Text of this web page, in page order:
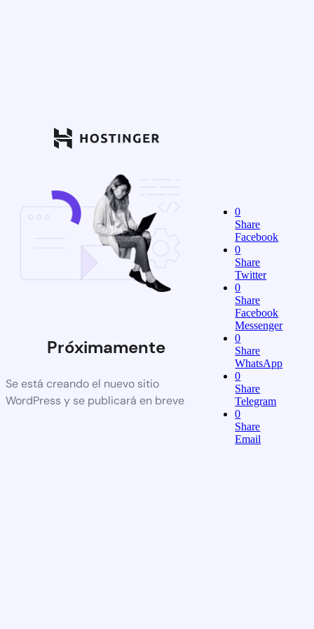
Próximamente
Se está creando el nuevo sitio
WordPress y se publicará en breve
0
Share
Facebook
0
Share
Twitter
0
Share
Facebook
Messenger
0
Share
WhatsApp
0
Share
Telegram
0
Share
Email